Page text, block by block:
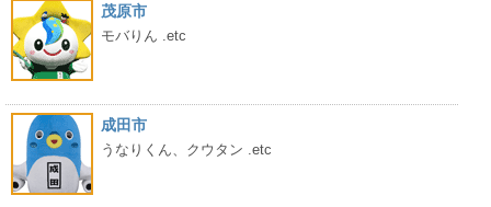
茂原市
モバりん .etc
成田市
うなりくん、クウタン .etc